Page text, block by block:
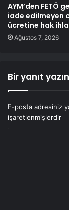
AYM’den FETÖ
iade edilmeyen
ücretine hak
Ağustos 7, 2026
Bir yanıt yazın
E-posta adresiniz
işaretlenmişlerdir